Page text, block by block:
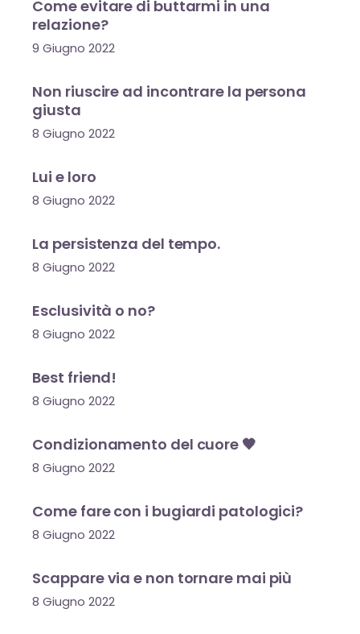
Come evitare di buttarmi in una
relazione?
9 Giugno 2022
Non riuscire ad incontrare la persona
giusta
8 Giugno 2022
Lui e loro
8 Giugno 2022
La persistenza del tempo.
8 Giugno 2022
Esclusività o no?
8 Giugno 2022
Best friend!
8 Giugno 2022
Condizionamento del cuore 🖤
8 Giugno 2022
Come fare con i bugiardi patologici?
8 Giugno 2022
Scappare via e non tornare mai più
8 Giugno 2022